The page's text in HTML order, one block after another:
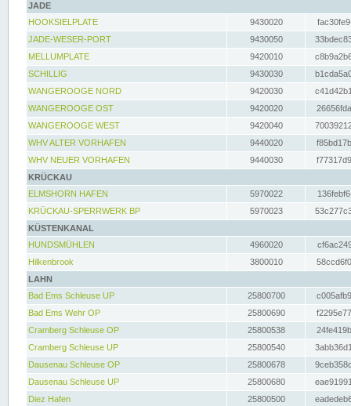
JADE
HOOKSIELPLATE
9430020
JADE-WESER-PORT
9430050
MELLUMPLATE
9420010
SCHILLIG
9430030
WANGEROOGE NORD
9420030
WANGEROOGE OST
9420020
WANGEROOGE WEST
9420040
WHV ALTER VORHAFEN
9440020
WHV NEUER VORHAFEN
9440030
KRÜCKAU
ELMSHORN HAFEN
5970022
KRÜCKAU-SPERRWERK BP
5970023
KÜSTENKANAL
HUNDSMÜHLEN
4960020
Hilkenbrook
3800010
LAHN
Bad Ems Schleuse UP
25800700
Bad Ems Wehr OP
25800690
Cramberg Schleuse OP
25800538
Cramberg Schleuse UP
25800540
Dausenau Schleuse OP
25800678
Dausenau Schleuse UP
25800680
Diez Hafen
25800500